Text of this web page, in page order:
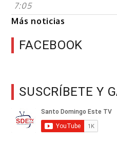
7:05
Más noticias
FACEBOOK
SUSCRÍBETE Y